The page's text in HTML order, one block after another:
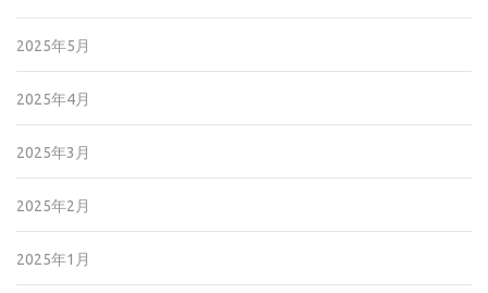
2025年5月
2025年4月
2025年3月
2025年2月
2025年1月